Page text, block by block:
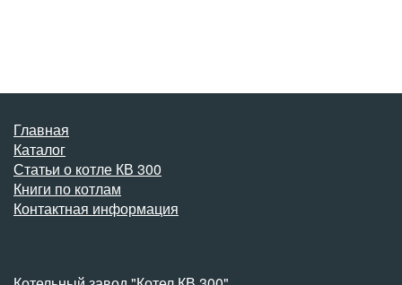
Главная
Каталог
Статьи о котле КВ 300
Книги по котлам
Контактная информация